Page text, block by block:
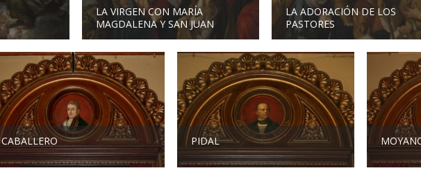
LA VIRGEN CON MARÍA
MAGDALENA Y SAN JUAN
LA ADORACIÓN DE LOS
PASTORES
CABALLERO PIDAL